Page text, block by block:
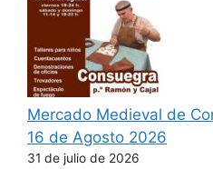
Mercado Medieval de
16 de Agosto 2026
31 de julio de 2026